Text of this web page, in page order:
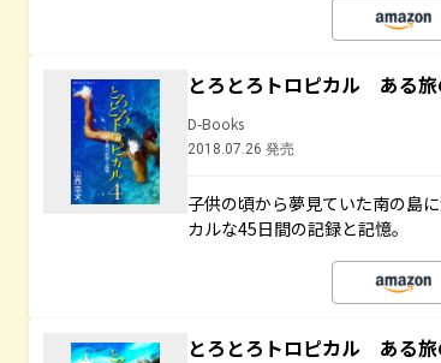
とろとろトロピカル ある
D-Books
2018.07.26 発売
子供の頃から夢見ていた南の島
カルな45日間の記録と記憶。
とろとろトロピカル ある